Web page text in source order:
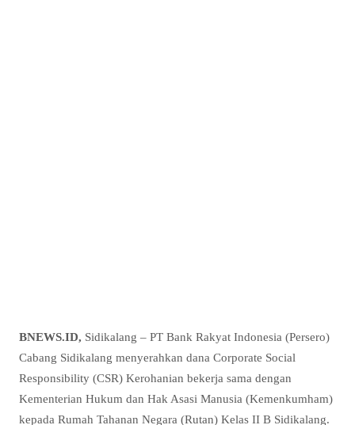
BNEWS.ID, Sidikalang – PT Bank Rakyat Indonesia (Persero)
Cabang Sidikalang menyerahkan dana Corporate Social
Responsibility (CSR) Kerohanian bekerja sama dengan
Kementerian Hukum dan Hak Asasi Manusia (Kemenkumham)
kepada Rumah Tahanan Negara (Rutan) Kelas II B Sidikalang.